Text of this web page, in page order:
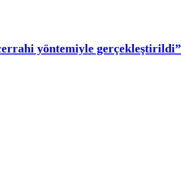
yöntemiyle gerçekleştirildi”